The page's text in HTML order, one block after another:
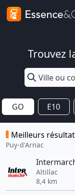
Trouvez
GO E10
Meilleurs
Puy-d'Arnac
Altillac
8,4 km